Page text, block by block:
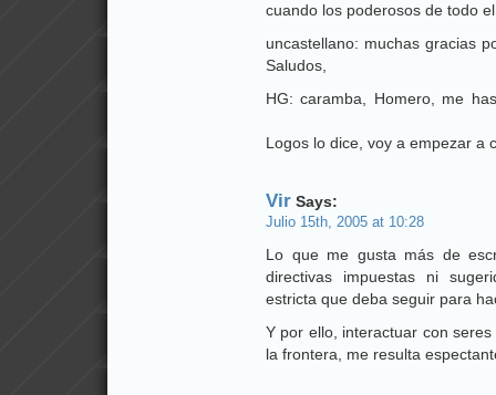
cuando los poderosos de todo
uncastellano: muchas gracias
Saludos,
HG: caramba, Homero, me
Logos lo dice, voy a empezar a
Vir Says:
Julio 15th, 2005 at 10:28
Lo que me gusta más de
directivas impuestas ni
estricta que deba seguir para
Y por ello, interactuar con
la frontera, me resulta